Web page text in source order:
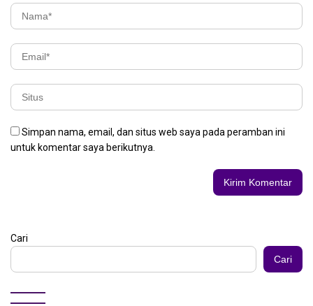
Simpan nama, email, dan situs web saya pada peramban ini
untuk komentar saya berikutnya.
Cari
Cari